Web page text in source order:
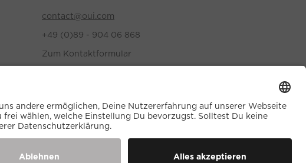
contact@oui.com
+49 (0)89 - 904 06 868
Zum Kontaktformular